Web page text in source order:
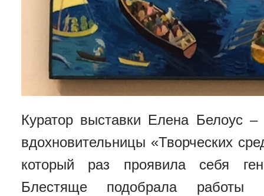
Куратор выставки Елена Белоус
вдохновительницы «Творческих
который раз проявила себя
Блестяще подобрала работы